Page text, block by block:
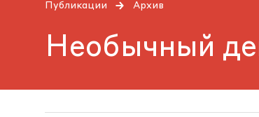
Публикации Архив
Необычный